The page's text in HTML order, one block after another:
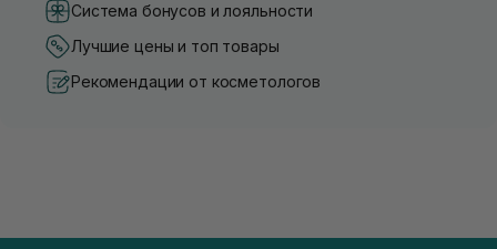
Система бонусов и лояльности
Лучшие цены и топ товары
Рекомендации от косметологов